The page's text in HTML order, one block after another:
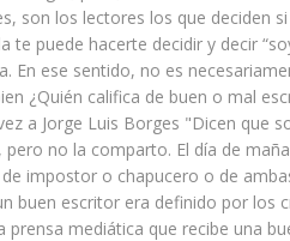
son los lectores los que deciden
te puede hacerte decidir y decir
En ese sentido, no es
¿Quién califica de buen o mal
a Jorge Luis Borges "Dicen que
pero no la comparto. El día de
impostor o chapucero o de
buen escritor era definido por los
prensa mediática que recibe una